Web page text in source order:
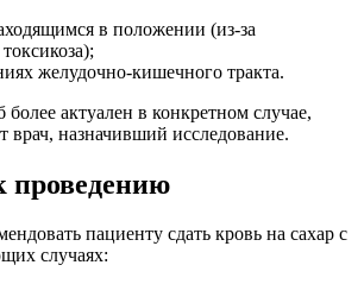
в положении (из-за
желудочно-кишечного тракта.
актуален в конкретном случае,
врач, назначивший исследование.
проведению
пациенту сдать кровь на сахар с
случаях: